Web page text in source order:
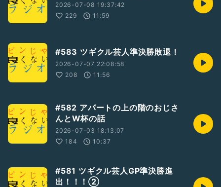
2026-07-08 19:37:42
229
11:59
#583 ツギクル芸人準決勝敗退！
2026-07-07 22:08:58
208
11:56
#582 アパートの上の階のおじさ
んとW杯の話
2026-07-03 18:13:07
184
10:37
#581 ツギクル芸人GP準決勝進
出！！！②